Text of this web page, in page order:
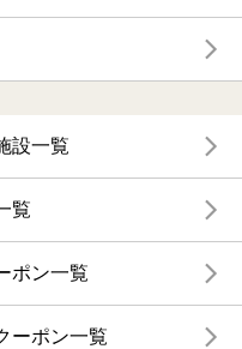
設一覧
覧
ポン一覧
ーポン一覧